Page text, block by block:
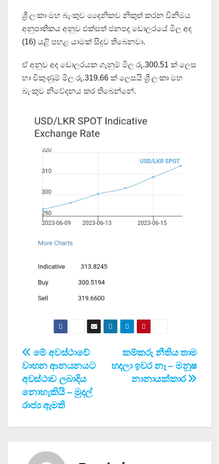
ශ්‍රී ලංකා මහ බැංකුව දෛනිකව නිකුත් කරන විනිමය
අනුපාතිකය අනුව එක්සත් ජනපද ඩොලරයේ මිල අද
(16) යළි පහළ යාමක් සිදුව තිබෙනවා.
ඒ අනුව අද ඩොලරයක ගැනුම් මිල රු.300.51 ක් ලෙස
හා විකුණුම් මිල රු.319.66 ක් ලෙසයි ශ්‍රී ලංකා මහ
බැංකුව නිවේදනය කර තිබෙන්නේ.
Post
navigation
කම්කරු නීතිය තාම
හදලා ඉවර නෑ – මනූෂ
නානායක්කාර
මේ අවස්ථාවේ
වාහන ආනයනයට
අවස්ථාව ලබාදිය
නොහැකියි – මුදල්
රාජ්‍ය ඇමති